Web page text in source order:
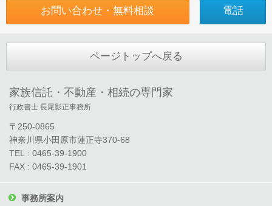
お問い合わせ・無料相談 電話
ページトップへ戻る
家族信託・不動産・相続の専門家
行政書士 長尾影正事務所
〒250-0865
神奈川県小田原市蓮正寺370-68
TEL : 0465-39-1900
FAX : 0465-39-1901
事務所案内